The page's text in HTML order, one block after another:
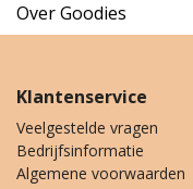
Over Goodies
Klantenservice
Veelgestelde vragen
Bedrijfsinformatie
Algemene voorwaarden